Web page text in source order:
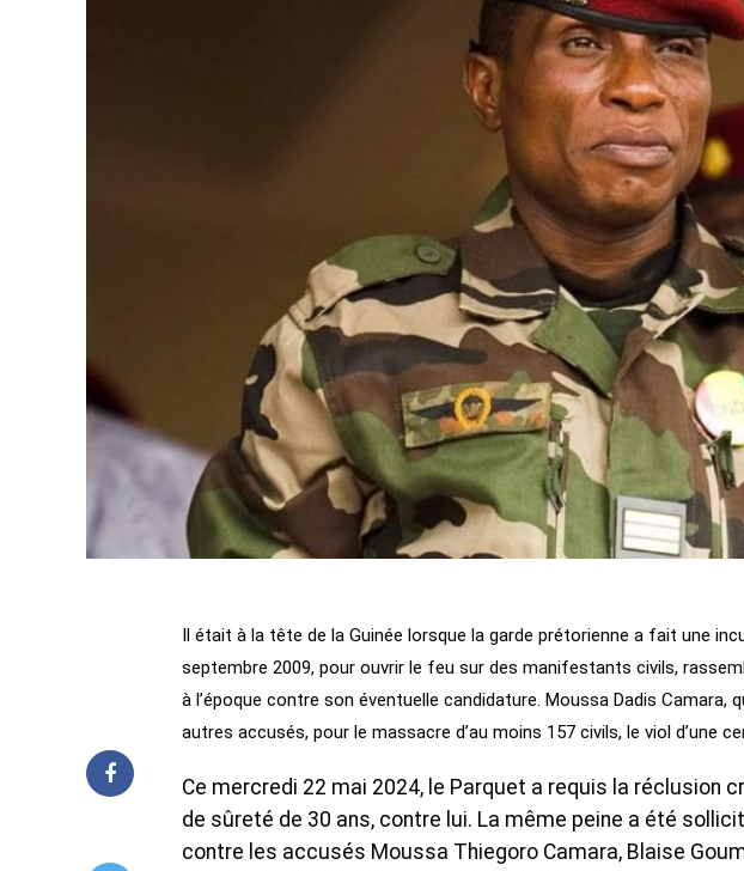
Il était à la tête de la Guinée lorsque la garde prétorienne a fait une
septembre 2009, pour ouvrir le feu sur des manifestants civils,
à l’époque contre son éventuelle candidature. Moussa Dadis Camara,
autres accusés, pour le massacre d’au moins 157 civils, le viol d’une
Ce mercredi 22 mai 2024, le Parquet a requis la réclusion
de sûreté de 30 ans, contre lui. La même peine a été
contre les accusés Moussa Thiegoro Camara, Blaise